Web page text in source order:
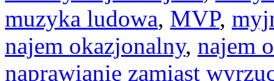
muzyka ludowa, MVP,
najem okazjonalny, najem
naprawianie zamiast